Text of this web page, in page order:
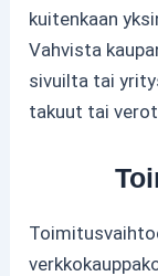
kuitenkaan
Vahvista
sivuilta tai
takuut tai